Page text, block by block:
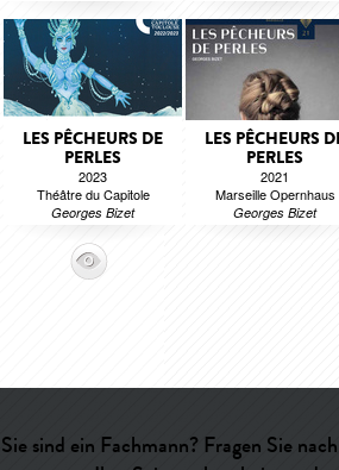
LES PÊCHEURS DE
PERLES
2023
Théâtre du Capitole
Georges Bizet
LES PÊCHEURS
PERLES
2021
Marseille Opernhaus
Georges Bizet
Sie sind ein Fachmann? Fragen Sie